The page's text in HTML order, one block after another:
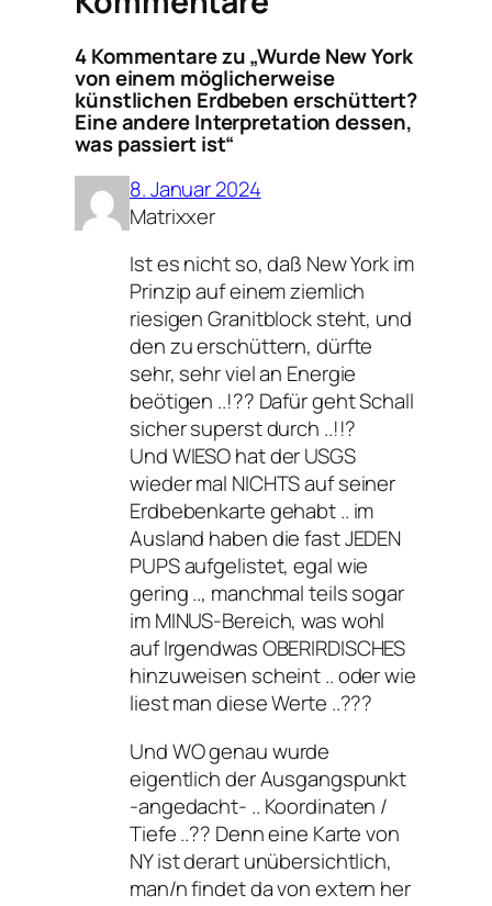
4 Kommentare zu „Wurde New York
von einem möglicherweise
künstlichen Erdbeben erschüttert?
Eine andere Interpretation dessen,
was passiert ist“
8. Januar 2024
Matrixxer
Ist es nicht so, daß New York im
Prinzip auf einem ziemlich
riesigen Granitblock steht, und
den zu erschüttern, dürfte
sehr, sehr viel an Energie
beötigen ..!?? Dafür geht Schall
sicher superst durch ..!!?
Und WIESO hat der USGS
wieder mal NICHTS auf seiner
Erdbebenkarte gehabt .. im
Ausland haben die fast JEDEN
PUPS aufgelistet, egal wie
gering .., manchmal teils sogar
im MINUS-Bereich, was wohl
auf Irgendwas OBERIRDISCHES
hinzuweisen scheint .. oder wie
liest man diese Werte ..???
Und WO genau wurde
eigentlich der Ausgangspunkt
-angedacht- .. Koordinaten /
Tiefe ..?? Denn eine Karte von
NY ist derart unübersichtlich,
man/n findet da von extern her